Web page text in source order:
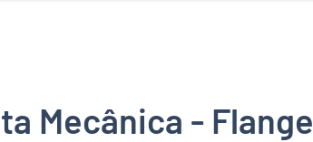
Mecânica - Flange